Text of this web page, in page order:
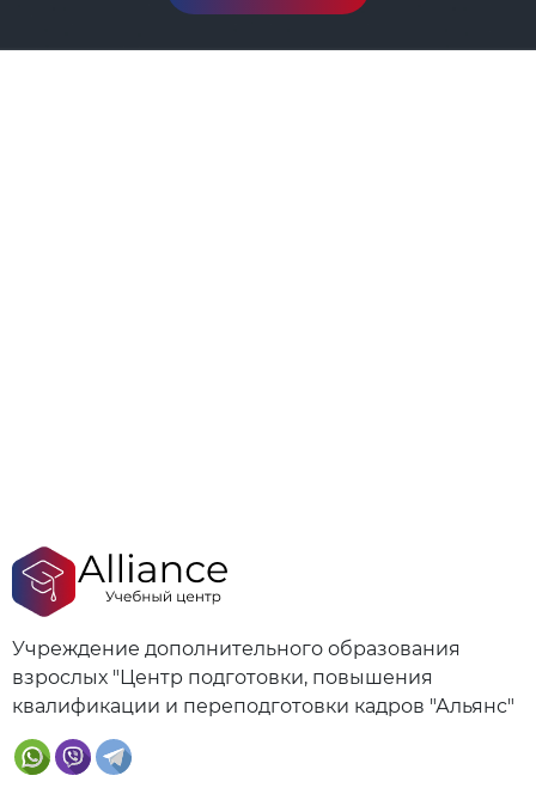
Учреждение дополнительного образования
взрослых "Центр подготовки, повышения
квалификации и переподготовки кадров "Альянс"